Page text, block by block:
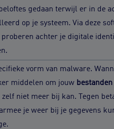
gedaan terwijl er in de
op je systeem. Via deze
achter je digitale
vorm van malware.
middelen om jouw bestanden
zelf niet meer bij kan. Tegen
je weer bij je gegevens